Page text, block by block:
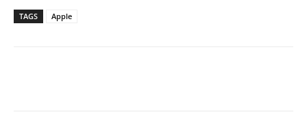
TAGS Apple